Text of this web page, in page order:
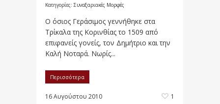
Κατηγορίες: Συναξαριακές Μορφές
Ο όσιος Γεράσιμος γεννήθηκε στα
Τρίκαλα της Κορινθίας το 1509 από
επιφανείς γονείς, τον Δημήτριο και την
Καλή Νοταρά. Νωρίς...
Περισσότερα
16 Αυγούστου 2010 1